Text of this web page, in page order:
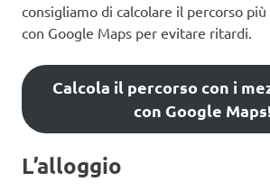
consigliamo di calcolare il percorso
con Google Maps per evitare ritardi.
Calcola il percorso con i
con Google
L’alloggio